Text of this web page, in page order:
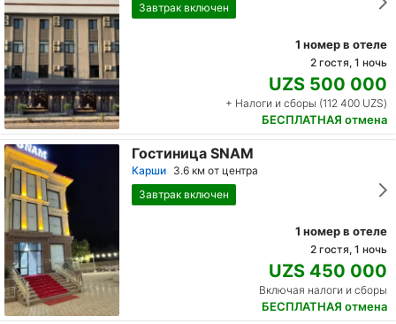
Завтрак включен
1 номер в отеле
2 гостя, 1 ночь
UZS 500 000
+ Налоги и сборы (112 400 UZS)
БЕСПЛАТНАЯ отмена
Гостиница SNAM
Карши 3.6 км от центра
Завтрак включен
1 номер в отеле
2 гостя, 1 ночь
UZS 450 000
Включая налоги и сборы
БЕСПЛАТНАЯ отмена